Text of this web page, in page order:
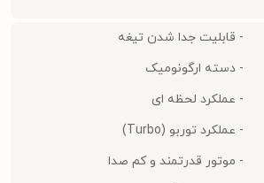
- قابلیت جدا شدن تیغه
- دسته ارگونومیک
- عملکرد لحظه ای
- عملکرد توربو (Turbo)
- موتور قدرتمند و کم صدا